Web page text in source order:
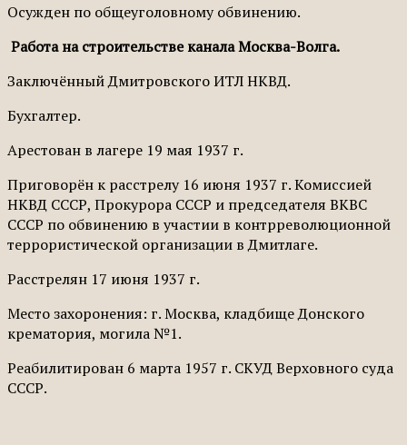
Осужден по общеуголовному обвинению.
Работа на строительстве канала Москва-Волга.
Заключённый Дмитровского ИТЛ НКВД.
Бух­галтер.
Арестован в лагере 19 мая 1937 г.
Пригово­рён к расстрелу 16 июня 1937 г. Комиссией
НКВД СССР, Прокурора СССР и председателя ВКВС
СССР по обвинению в участии в контрреволюционной
террористической организации в Дмитлаге.
Расстрелян 17 июня 1937 г.
Место захоронения: г. Москва, кладбище Донского
крематория, могила №1.
Реабилитирован 6 марта 1957 г. СКУД Вер­ховного суда
СССР.